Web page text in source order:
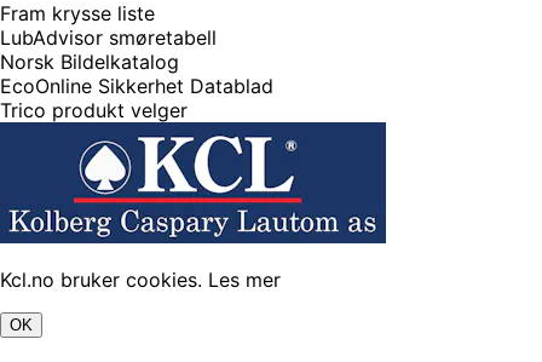
Fram krysse liste
LubAdvisor smøretabell
Norsk Bildelkatalog
EcoOnline Sikkerhet Datablad
Trico produkt velger
Kcl.no bruker cookies. Les mer
OK